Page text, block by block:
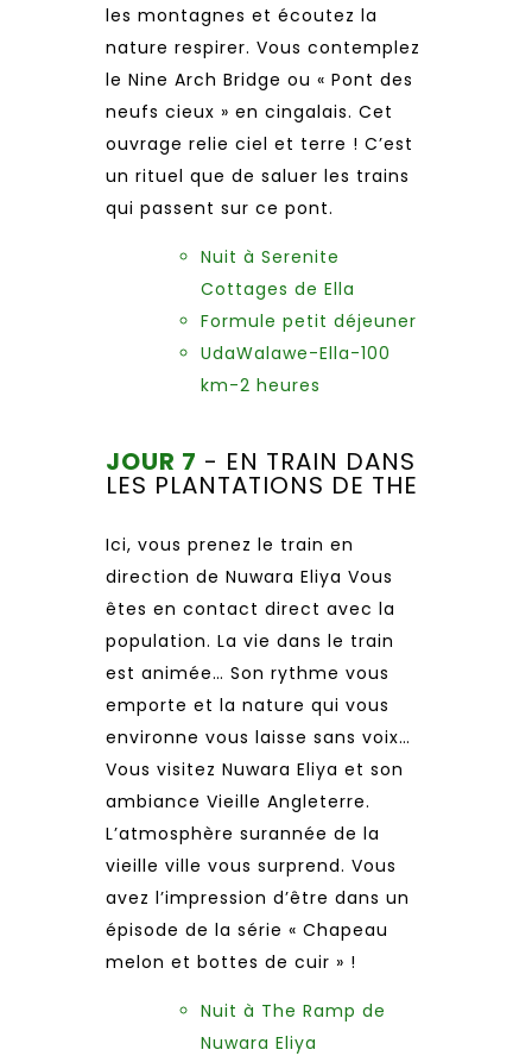
les montagnes et écoutez la
nature respirer. Vous contemplez
le Nine Arch Bridge ou « Pont des
neufs cieux » en cingalais. Cet
ouvrage relie ciel et terre ! C’est
un rituel que de saluer les trains
qui passent sur ce pont.
Nuit à Serenite
Cottages de Ella
Formule petit déjeuner
UdaWalawe-Ella-100
km-2 heures
JOUR 7 - EN TRAIN DANS
LES PLANTATIONS DE THE
Ici, vous prenez le train en
direction de Nuwara Eliya Vous
êtes en contact direct avec la
population. La vie dans le train
est animée… Son rythme vous
emporte et la nature qui vous
environne vous laisse sans voix…
Vous visitez Nuwara Eliya et son
ambiance Vieille Angleterre.
L’atmosphère surannée de la
vieille ville vous surprend. Vous
avez l’impression d’être dans un
épisode de la série « Chapeau
melon et bottes de cuir » !
Nuit à The Ramp de
Nuwara Eliya